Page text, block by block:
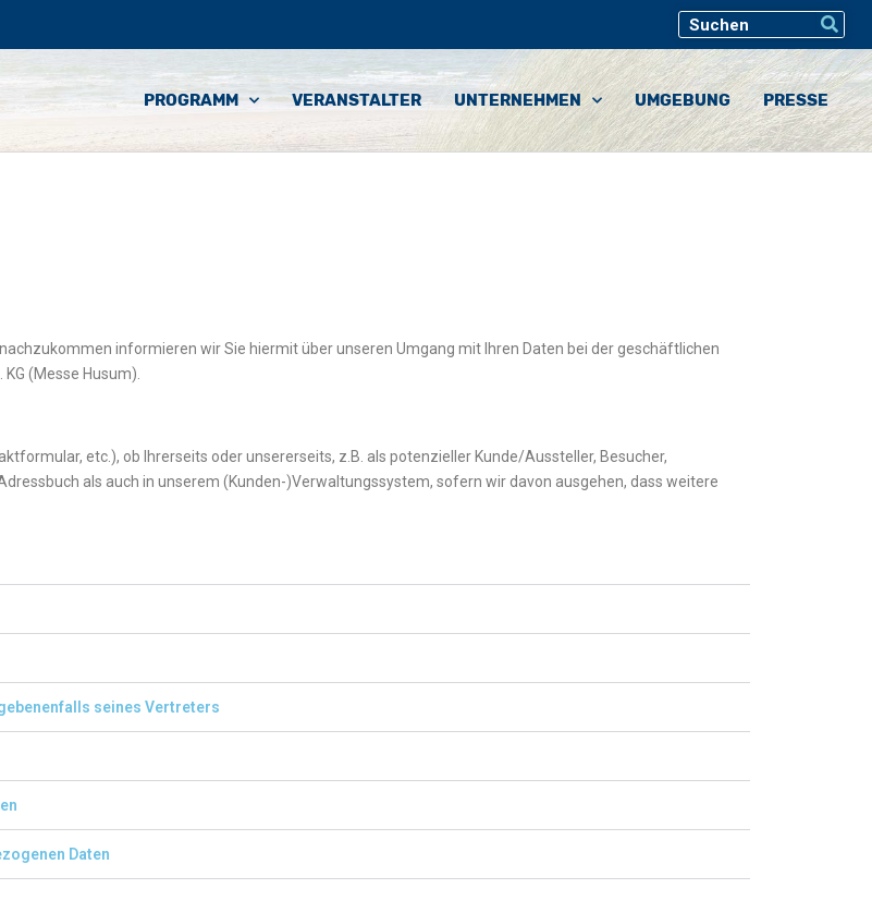
PROGRAMM VERANSTALTER UNTERNEHMEN UMGEBUNG PRESSE
informieren wir Sie hiermit über unseren Umgang mit Ihren Daten bei der geschäftlichen
(Messe Husum).
etc.), ob Ihrerseits oder unsererseits, z.B. als potenzieller Kunde/Aussteller, Besucher,
als auch in unserem (Kunden-)Verwaltungssystem, sofern wir davon ausgehen, dass weitere
seines Vertreters
Daten